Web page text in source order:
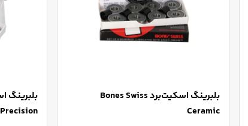
بلبرینگ اسکیت‌برد Bones Swiss
Ceramic
Precision